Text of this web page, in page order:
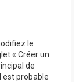
le
« Créer un
de
est probable